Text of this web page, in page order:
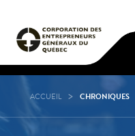
ACCUEIL CHRONIQUES